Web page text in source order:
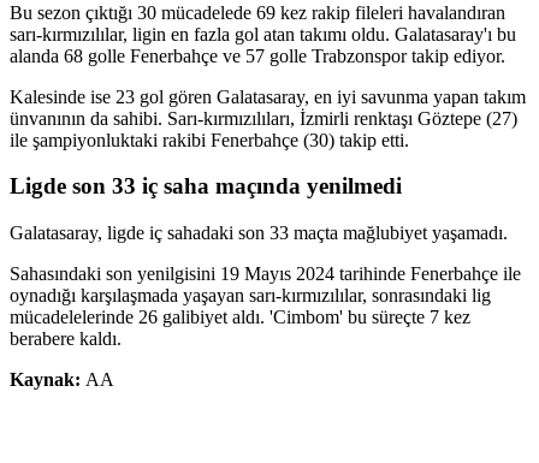
Bu sezon çıktığı 30 mücadelede 69 kez rakip fileleri havalandıran
sarı-kırmızılılar, ligin en fazla gol atan takımı oldu. Galatasaray'ı bu
alanda 68 golle Fenerbahçe ve 57 golle Trabzonspor takip ediyor.
Kalesinde ise 23 gol gören Galatasaray, en iyi savunma yapan takım
ünvanının da sahibi. Sarı-kırmızılıları, İzmirli renktaşı Göztepe (27)
ile şampiyonluktaki rakibi Fenerbahçe (30) takip etti.
Ligde son 33 iç saha maçında yenilmedi
Galatasaray, ligde iç sahadaki son 33 maçta mağlubiyet yaşamadı.
Sahasındaki son yenilgisini 19 Mayıs 2024 tarihinde Fenerbahçe ile
oynadığı karşılaşmada yaşayan sarı-kırmızılılar, sonrasındaki lig
mücadelelerinde 26 galibiyet aldı. 'Cimbom' bu süreçte 7 kez
berabere kaldı.
Kaynak: AA